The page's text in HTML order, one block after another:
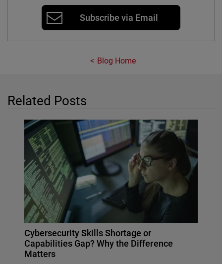
Subscribe via Email
Blog Home
Related Posts
Cybersecurity Skills Shortage or
Capabilities Gap? Why the Difference
Matters